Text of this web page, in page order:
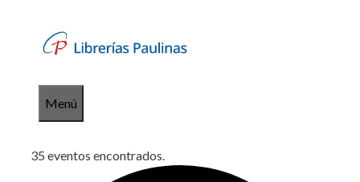
contenido
Menú
35 eventos encontrados.